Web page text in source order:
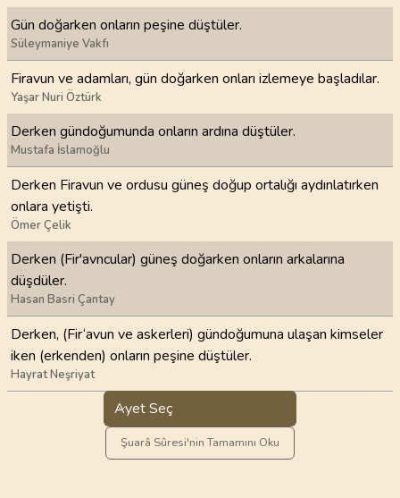
Gün doğarken onların peşine düştüler.
Süleymaniye Vakfı
Firavun ve adamları, gün doğarken onları izlemeye başladılar.
Yaşar Nuri Öztürk
Derken gündoğumunda onların ardına düştüler.
Mustafa İslamoğlu
Derken Firavun ve ordusu güneş doğup ortalığı aydınlatırken
onlara yetişti.
Ömer Çelik
Derken (Fir'avncular) güneş doğarken onların arkalarına
düşdüler.
Hasan Basri Çantay
Derken, (Fir‘avun ve askerleri) gündoğumuna ulaşan kimseler
iken (erkenden) onların peşine düştüler.
Hayrat Neşriyat
Ayet Seç
Şuarâ Sûresi'nin Tamamını Oku